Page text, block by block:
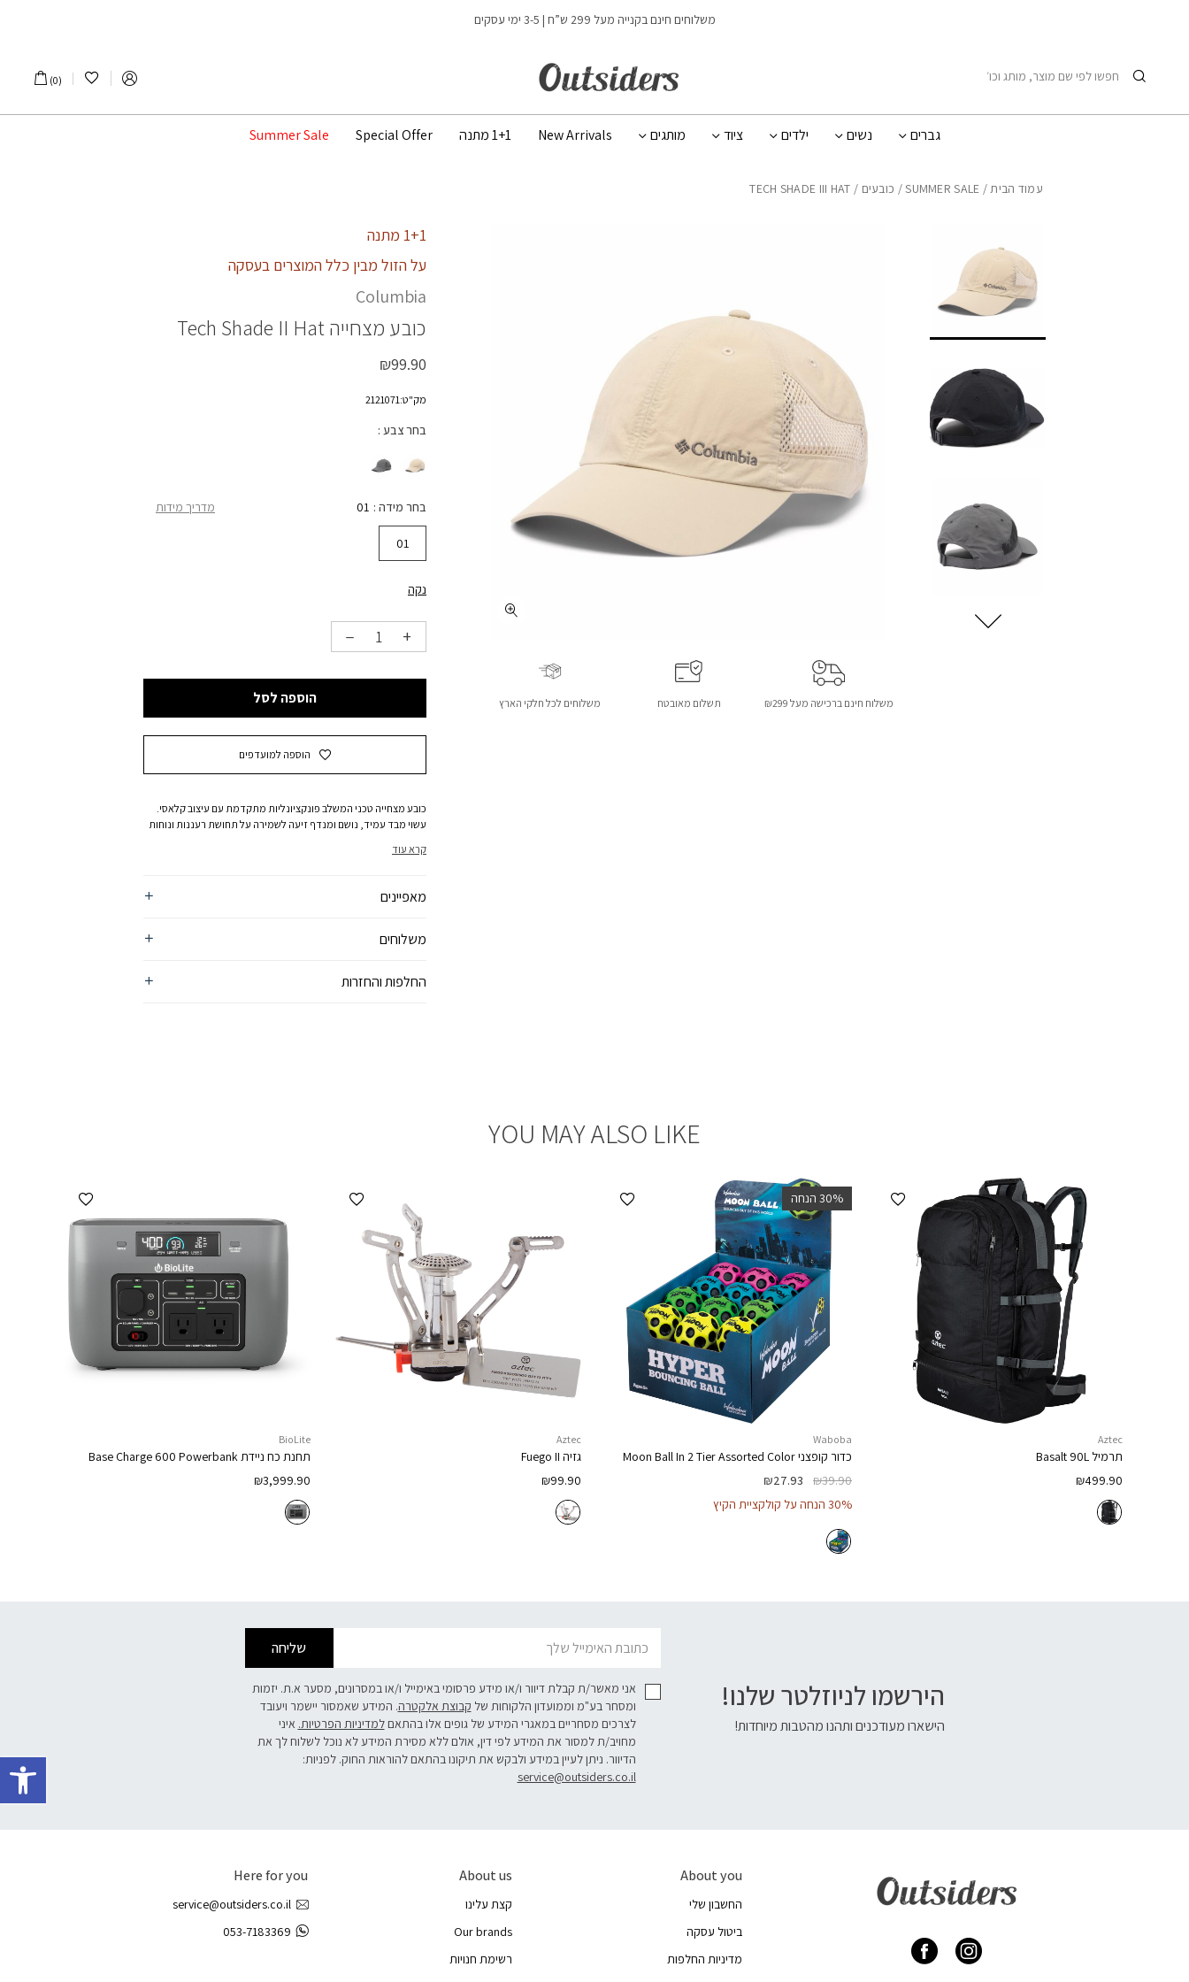
משלוחים חינם בקנייה מעל 299 ש”ח | 3-5 ימי עסקים
הרשימה שלי
0
חיפוש
גברים נשים ילדים ציוד מותגים New Arrivals 1+1 מתנה Special Offer
Summer Sale
עמוד הבית/
SUMMER SALE
/ כובעים / TECH SHADE III HAT
Columbia
כובע מצחייהTech Shade II Hat
₪99.90
מק"ט:2121071
1+1 מתנה
על הזול מבין כלל המוצרים בעסקה
בחר צבע
בחר מידה מדריך מידות 01
01
נקה
הוספה לסל
הוספה למועדפים
כובע מצחייה טכני המשלב פונקציונליות מתקדמת עם עיצוב קלאסי.
עשוי מבד עמיד, נושם ומנדף זיעה לשמירה על תחושת רעננות ונוחות
מושלמת, ולוגו קולומביה המוכר מוסיף טאץ’ של סטייל. מתאים
קרא עוד
מאפיינים
משלוחים
החלפות והחזרות
משלוח חינם ברכישה מעל ₪299 תשלום מאובטח משלוחים לכל חלקי הארץ
YOU MAY ALSO LIKE
הוספה למועדפים
Aztec
תרמיל Basalt 90L
₪499.90
הוספה למועדפים ‫30% הנחה
Waboba
כדור קופצניMoon Ball In 2 Tier Assorted Color
₪39.90
₪27.93
30% הנחה על קולקציית הקיץ
הוספה למועדפים
Aztec
גזיה Fuego II
₪99.90
הוספה למועדפים
BioLite
תחנת כח ניידתBase Charge 600 Powerbank
₪3,999.90
הירשמו לניוזלטר שלנו!
הישארו מעודכנים ותהנו מהטבות מיוחדות!
שליחה
אני מאשר/ת קבלת דיוור ו/או מידע פרסומי באימייל ו/או במסרונים, מסער א.ת. יזמות
ומסחר בע"מ וממועדון הלקוחות של קבוצת אלקטרה. המידע שאמסור יישמר ויעובד
לצרכים מסחריים במאגרי המידע של גופים אלו בהתאםלמדיניות הפרטיות. איני
מחויב/ת למסור את המידע לפי דין, אולם ללא מסירת המידע לא נוכל לשלוח לך את
הדיוור. ניתן לעיין במידע ולבקש את תיקונו בהתאם להוראות החוק. לפניות:
service@outsiders.co.il
About you
החשבון שלי
ביטול עסקה
מדיניות החלפות
About us
קצת עלינו
Our brands
רשימת חנויות
Here for you
service@outsiders.co.il
053-7183369